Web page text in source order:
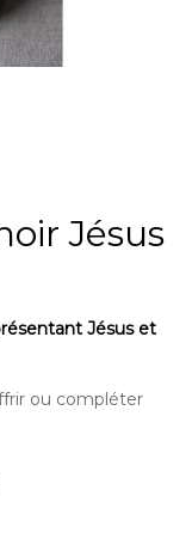
Jésus
Jésus et
ou compléter